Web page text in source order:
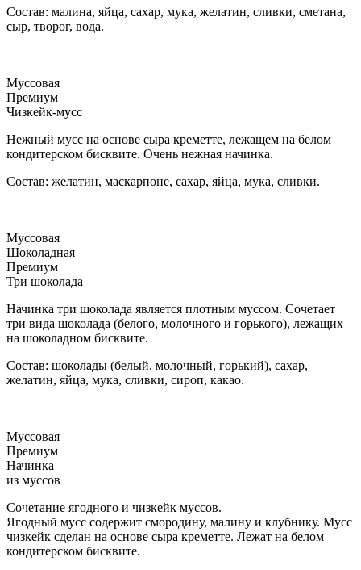
Состав: малина, яйца, сахар, мука, желатин, сливки, сметана,
сыр, творог, вода.
Муссовая
Премиум
Чизкейк-мусс
Нежный мусс на основе сыра креметте, лежащем на белом
кондитерском бисквите. Очень нежная начинка.
Состав: желатин, маскарпоне, сахар, яйца, мука, сливки.
Муссовая
Шоколадная
Премиум
Три шоколада
Начинка три шоколада является плотным муссом. Сочетает
три вида шоколада (белого, молочного и горького), лежащих
на шоколадном бисквите.
Состав: шоколады (белый, молочный, горький), сахар,
желатин, яйца, мука, сливки, сироп, какао.
Муссовая
Премиум
Начинка
из муссов
Сочетание ягодного и чизкейк муссов.
Ягодный мусс содержит смородину, малину и клубнику. Мусс
чизкейк сделан на основе сыра креметте. Лежат на белом
кондитерском бисквите.